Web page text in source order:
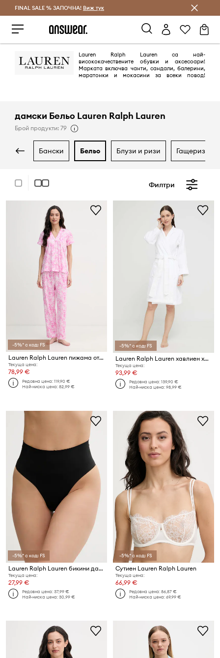
Спестявай с Answear Club
FINAL SALE % ЗАПОЧНА! Виж тук
Lauren Ralph Lauren са най-
висококачествените обувки и аксесоари!
Марката включва чанти, сандали, балерини,
маратонки и мокасини за всеки повод!
дамски Бельо Lauren Ralph Lauren
Брой продукти: 79
бански бельо блузи и ризи гащеризони
Филтри
-5%* с код: FS
Lauren Ralph Lauren пижама от две части дамска с памук
Текуща цена:
78,99 €
Редовна цена:119,90 €
Най-ниска цена:82,99 €
-5%* с код: FS
Lauren Ralph Lauren хавлиен халат дамски от памук
Текуща цена:
93,99 €
Редовна цена:139,90 €
Най-ниска цена:98,99 €
-5%* с код: FS
Lauren Ralph Lauren бикини дамски
Текуща цена:
27,99 €
Редовна цена:37,99 €
Най-ниска цена:30,99 €
-5%* с код: FS
Сутиен Lauren Ralph Lauren
Текуща цена:
66,99 €
Редовна цена:86,87 €
Най-ниска цена:69,99 €